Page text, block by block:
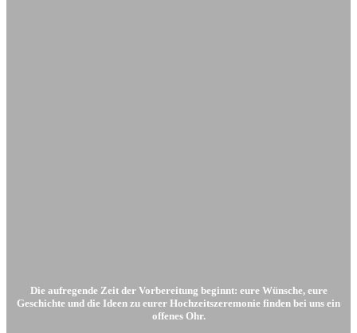
Die aufregende Zeit der Vorbereitung beginnt: eure Wünsche, eure
Geschichte und die Ideen zu eurer Hochzeitszeremonie finden bei uns ein
offenes Ohr.